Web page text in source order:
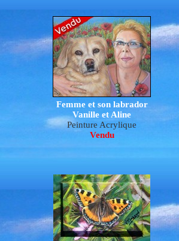
Femme et son labrador
Vanille et Aline
Peinture Acrylique
Vendu